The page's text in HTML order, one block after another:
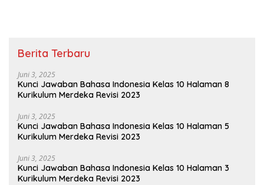
Berita Terbaru
Juni 3, 2025
Kunci Jawaban Bahasa Indonesia Kelas 10 Halaman 8
Kurikulum Merdeka Revisi 2023
Juni 3, 2025
Kunci Jawaban Bahasa Indonesia Kelas 10 Halaman 5
Kurikulum Merdeka Revisi 2023
Juni 3, 2025
Kunci Jawaban Bahasa Indonesia Kelas 10 Halaman 3
Kurikulum Merdeka Revisi 2023